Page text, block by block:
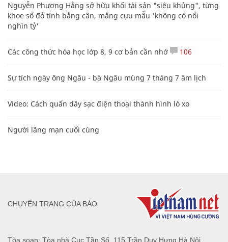
Nguyễn Phương Hằng sở hữu khối tài sản "siêu khủng", từng
khoe sổ đỏ tính bằng cân, mắng cựu mẫu 'không có nổi
nghìn tỷ'
Các công thức hóa học lớp 8, 9 cơ bản cần nhớ 106
Sự tích ngày ông Ngâu - bà Ngâu mùng 7 tháng 7 âm lịch
Video: Cách quấn dây sạc điện thoại thành hình lò xo
Người lãng mạn cuối cùng
Tòa soạn: Tòa nhà Cục Tần Số, 115 Trần Duy Hưng Hà Nội
CHUYÊN TRANG CỦA BÁO